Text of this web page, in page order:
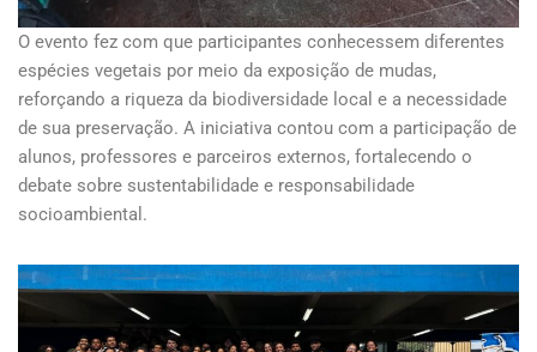
O evento fez com que participantes conhecessem diferentes
espécies vegetais por meio da exposição de mudas,
reforçando a riqueza da biodiversidade local e a necessidade
de sua preservação. A iniciativa contou com a participação de
alunos, professores e parceiros externos, fortalecendo o
debate sobre sustentabilidade e responsabilidade
socioambiental.